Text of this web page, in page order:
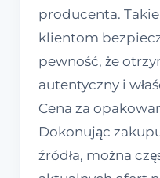
producenta.
klientom
pewność, że
autentyczny i
Cena za
Dokonując
źródła, można